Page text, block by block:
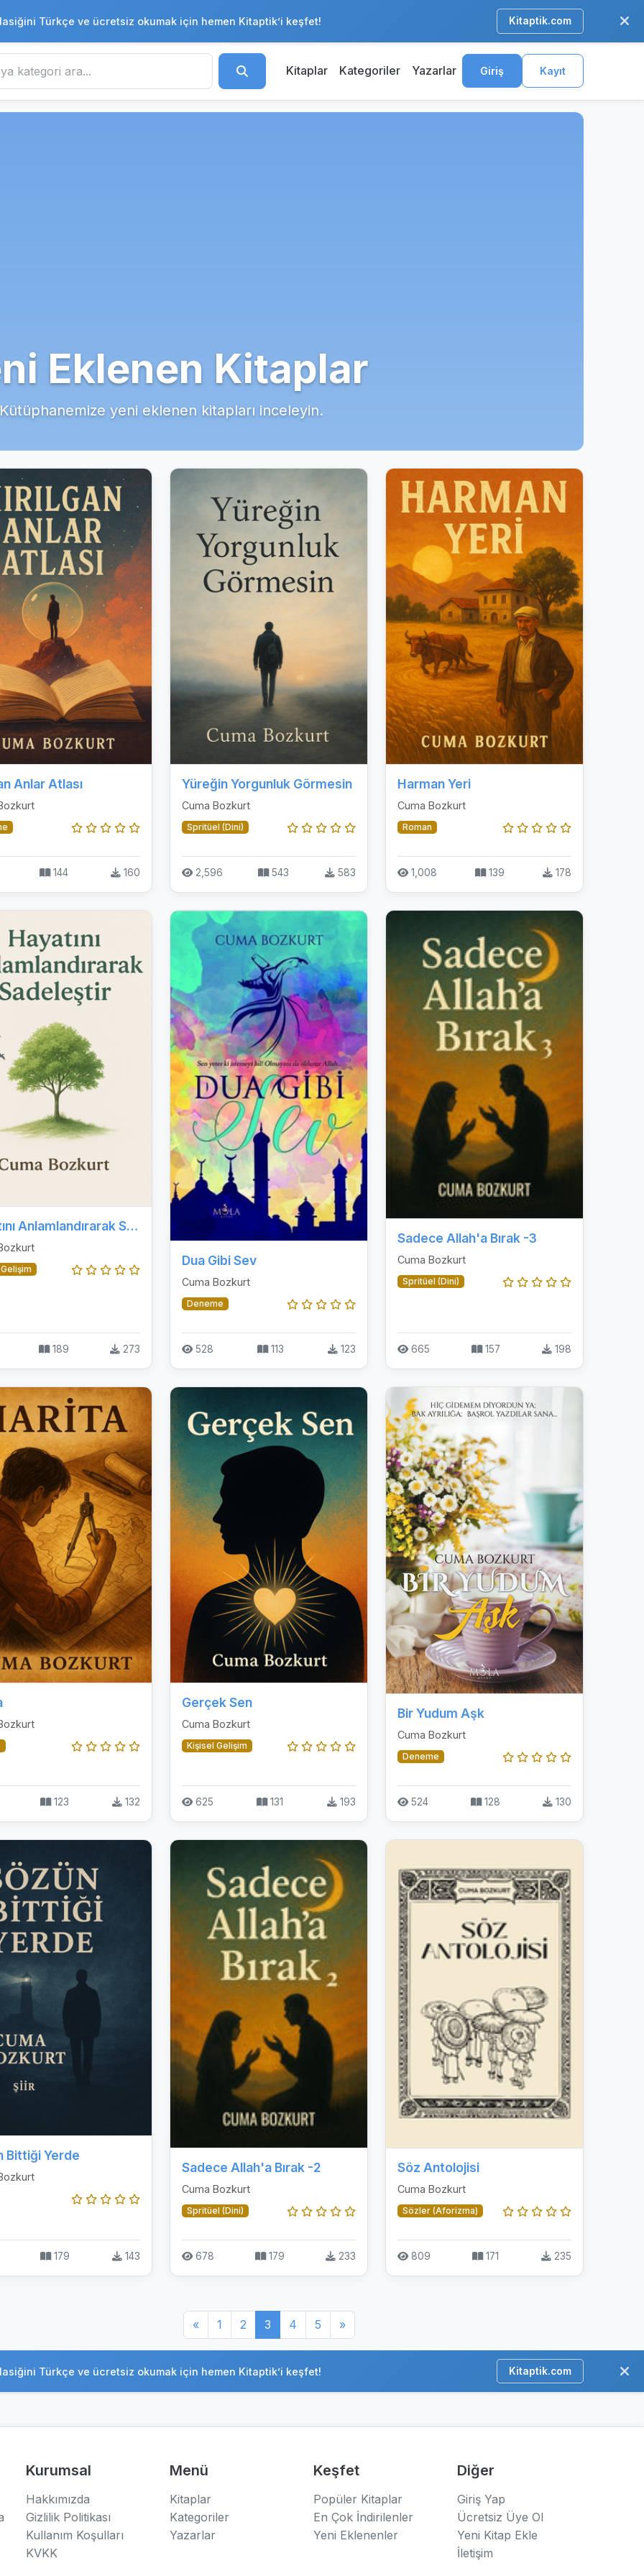
Türkçe ve ücretsiz okumak için hemen Kitaptik’i keşfet! Kitaptik.com
Kitaplar Kategoriler Yazarlar Giriş Kayıt
Eklenen Kitaplar
yeni eklenen kitapları inceleyin.
Anlar Atlası
144 160
Yüreğin Yorgunluk Görmesin
Cuma Bozkurt
Spritüel (Dini)
2,596 543 583
Harman Yeri
Cuma Bozkurt
Roman
1,008 139 178
Hayatını Anlamlandırarak Sadeleştir
189 273
Dua Gibi Sev
Cuma Bozkurt
Deneme
528 113 123
Sadece Allah'a Bırak -3
Cuma Bozkurt
Spritüel (Dini)
665 157 198
123 132
Gerçek Sen
Cuma Bozkurt
Kişisel Gelişim
625 131 193
Bir Yudum Aşk
Cuma Bozkurt
Deneme
524 128 130
Bittiği Yerde
179 143
Sadece Allah'a Bırak -2
Cuma Bozkurt
Spritüel (Dini)
678 179 233
Söz Antolojisi
Cuma Bozkurt
Sözler (Aforizma)
809 171 235
« 1 2 3 4 5 »
Türkçe ve ücretsiz okumak için hemen Kitaptik’i keşfet! Kitaptik.com
Kurumsal
Hakkımızda
Gizlilik Politikası
Kullanım Koşulları
KVKK
Menü
Kitaplar
Kategoriler
Yazarlar
Keşfet
Popüler Kitaplar
En Çok İndirilenler
Yeni Eklenenler
Diğer
Giriş Yap
Ücretsiz Üye Ol
Yeni Kitap Ekle
İletişim